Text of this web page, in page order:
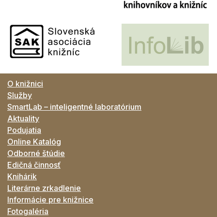
O knižnici
Služby
SmartLab – inteligentné laboratórium
Aktuality
Podujatia
Online Katalóg
Odborné štúdie
Edičná činnosť
Knihárik
Literárne zrkadlenie
Informácie pre knižnice
Fotogaléria